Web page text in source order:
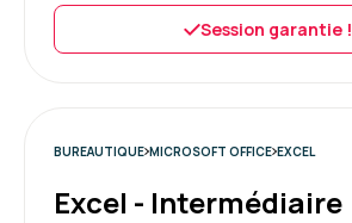
Formation : Excel - Perfectionnement
Session garantie !
BUREAUTIQUE MICROSOFT OFFICE EXCEL
Excel - Intermédiaire